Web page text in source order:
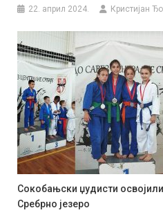
22. април 2024. Кристијан
Сокобањски џудисти
Сребрно језеро